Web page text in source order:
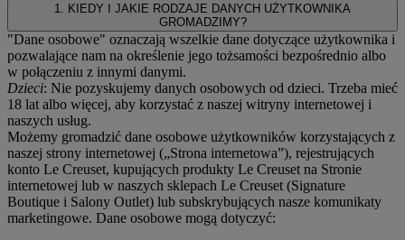
1. KIEDY I JAKIE RODZAJE DANYCH UŻYTKOWNIKA
GROMADZIMY?
"Dane osobowe" oznaczają wszelkie dane dotyczące użytkownika i
pozwalające nam na określenie jego tożsamości bezpośrednio albo
w połączeniu z innymi danymi.
Dzieci: Nie pozyskujemy danych osobowych od dzieci. Trzeba mieć
18 lat albo więcej, aby korzystać z naszej witryny internetowej i
naszych usług.
Możemy gromadzić dane osobowe użytkowników korzystających z
naszej strony internetowej („Strona internetowa”), rejestrujących
konto Le Creuset, kupujących produkty Le Creuset na Stronie
internetowej lub w naszych sklepach Le Creuset (Signature
Boutique i Salony Outlet) lub subskrybujących nasze komunikaty
marketingowe. Dane osobowe mogą dotyczyć: